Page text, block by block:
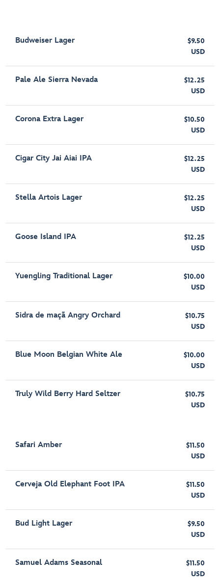
Budweiser Lager
$9.50
USD
Pale Ale Sierra Nevada
$12.25
USD
Corona Extra Lager
$10.50
USD
Cigar City Jai Aiai IPA
$12.25
USD
Stella Artois Lager
$12.25
USD
Goose Island IPA
$12.25
USD
Yuengling Traditional Lager
$10.00
USD
Sidra de maçã Angry Orchard
$10.75
USD
Blue Moon Belgian White Ale
$10.00
USD
Truly Wild Berry Hard Seltzer
$10.75
USD
Safari Amber
$11.50
USD
Cerveja Old Elephant Foot IPA
$11.50
USD
Bud Light Lager
$9.50
USD
Samuel Adams Seasonal
$11.50
USD